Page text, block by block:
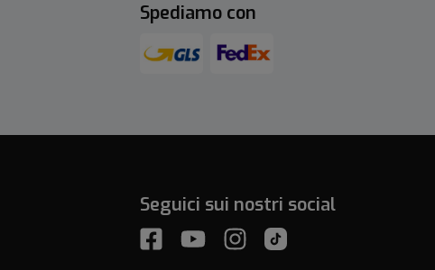
Spediamo con
Seguici sui nostri social